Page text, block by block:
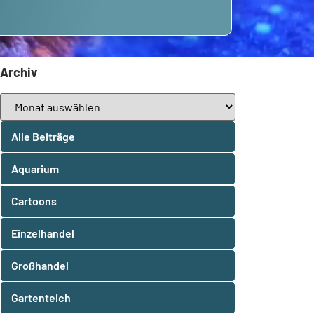
Archiv
Alle Beiträge
Aquarium
Cartoons
Einzelhandel
Großhandel
Gartenteich